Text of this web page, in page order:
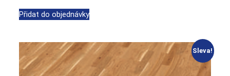
Přidat do objednávky
Sleva!